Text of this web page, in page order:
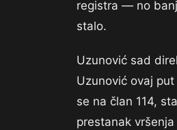
registra — no
stalo.
Uzunović sad
Uzunović ovaj
se na član 114,
prestanak